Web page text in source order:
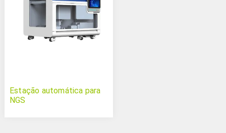
Estação automática para
NGS